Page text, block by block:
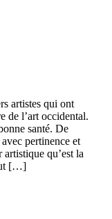
artistes qui ont
de l’art occidental.
santé. De
pertinence et
qu’est la
[…]